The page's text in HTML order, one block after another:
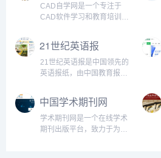
实验室设备等方面的全方位
服务。...
CAD自学网是一个专注于
CAD软件学习和教育培训的
于2003年，十多年来一直致
力于为广大学生、工程师、
设计师等提供CAD软件的自
学和培训服务，已...
21世纪英语报
21世纪英语报是中国领先的
英语报纸，由中国教育报社
创办，于1993年首次发行。
它以其独特的教学理念和活
泼有趣的内容受到广大学
生、教师、家长等英...
中国学术期刊网
学术期刊网是一个在线学术
期刊出版平台，致力于为学